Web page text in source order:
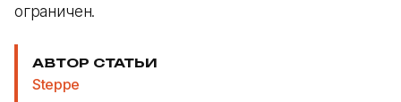
ограничен.
АВТОР СТАТЬИ
Steppe